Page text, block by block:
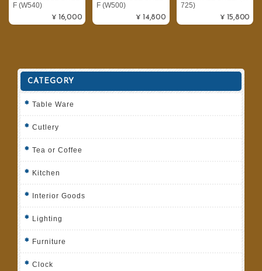
F (W540)
¥16,000
F (W500)
¥14,800
725)
¥15,800
CATEGORY
Table Ware
Cutlery
Tea or Coffee
Kitchen
Interior Goods
Lighting
Furniture
Clock